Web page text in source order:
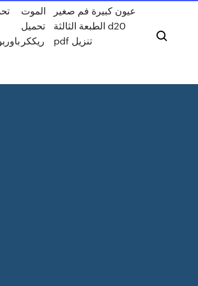
الموت
تحميل
ريككر
عيون كبيرة فم صغير
الطبعة الثالثة d20
pdf تنزيل